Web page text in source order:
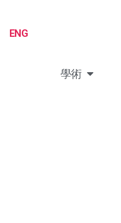
ENG
學術